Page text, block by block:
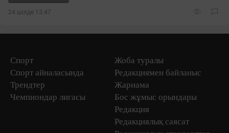
24 шілде 13:47
Спорт
Спорт айналасында
Трендтер
Чемпиондар лигасы
Жоба туралы
Редакциямен байланыс
Жарнама
Бос жұмыс орындары
Редакция
Редакциялық саясат